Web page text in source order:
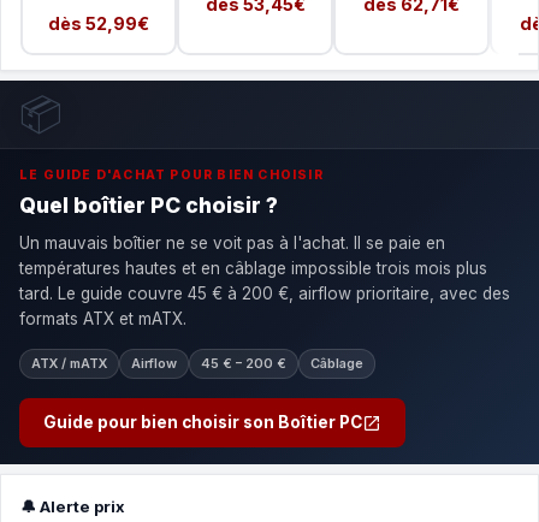
dès 52,99€
📦
LE GUIDE D'ACHAT POUR BIEN CHOISIR
Quel boîtier PC choisir ?
Un mauvais boîtier ne se voit pas à l'achat. Il se paie en
températures hautes et en câblage impossible trois mois plus
tard. Le guide couvre 45 € à 200 €, airflow prioritaire, avec des
formats ATX et mATX.
ATX / mATX Airflow 45 € – 200 € Câblage
Guide pour bien choisir son Boîtier PC
🔔 Alerte prix